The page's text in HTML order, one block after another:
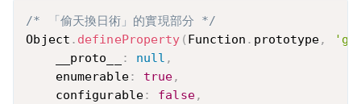
/* 「偷天換日術」的實現部分 */
Object . defineProperty ( Function . prototype,
    __proto__
: null ,
    enumerable
: true,
    configurable
: false,